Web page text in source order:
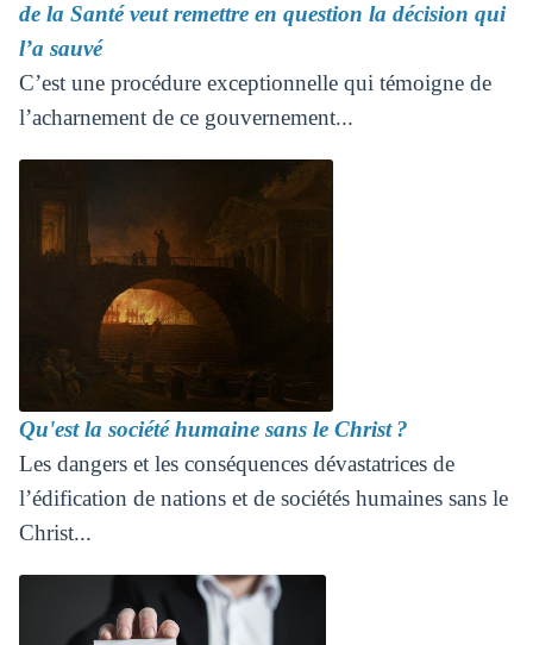
de la Santé veut remettre en question la décision qui
l’a sauvé
C’est une procédure exceptionnelle qui témoigne de
l’acharnement de ce gouvernement...
Qu'est la société humaine sans le Christ ?
Les dangers et les conséquences dévastatrices de
l’édification de nations et de sociétés humaines sans le
Christ...